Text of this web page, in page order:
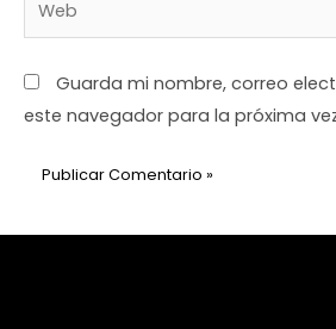
Guarda mi nombre, correo
este navegador para la próxima